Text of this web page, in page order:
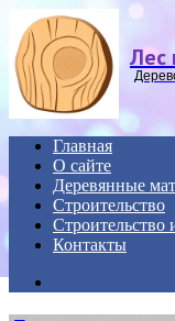
Лес
Главная
О сайте
Деревянные
Строительство
Строительство
Контакты